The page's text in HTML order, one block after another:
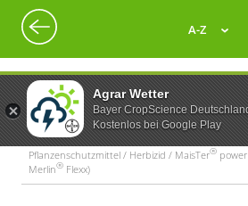
Agrar Wetter
Bayer CropScience
Kostenlos bei Google Play
A-Z
Pflanzenschutzmittel / Herbizid / MaisTer®
Merlin® Flexx)